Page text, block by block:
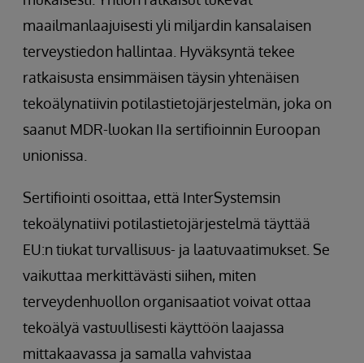
maailmanlaajuisesti yli miljardin kansalaisen
terveystiedon hallintaa. Hyväksyntä tekee
ratkaisusta ensimmäisen täysin yhtenäisen
tekoälynatiivin potilastietojärjestelmän, joka on
saanut MDR-luokan IIa sertifioinnin Euroopan
unionissa.
Sertifiointi osoittaa, että InterSystemsin
tekoälynatiivi potilastietojärjestelmä täyttää
EU:n tiukat turvallisuus- ja laatuvaatimukset. Se
vaikuttaa merkittävästi siihen, miten
terveydenhuollon organisaatiot voivat ottaa
tekoälyä vastuullisesti käyttöön laajassa
mittakaavassa ja samalla vahvistaa